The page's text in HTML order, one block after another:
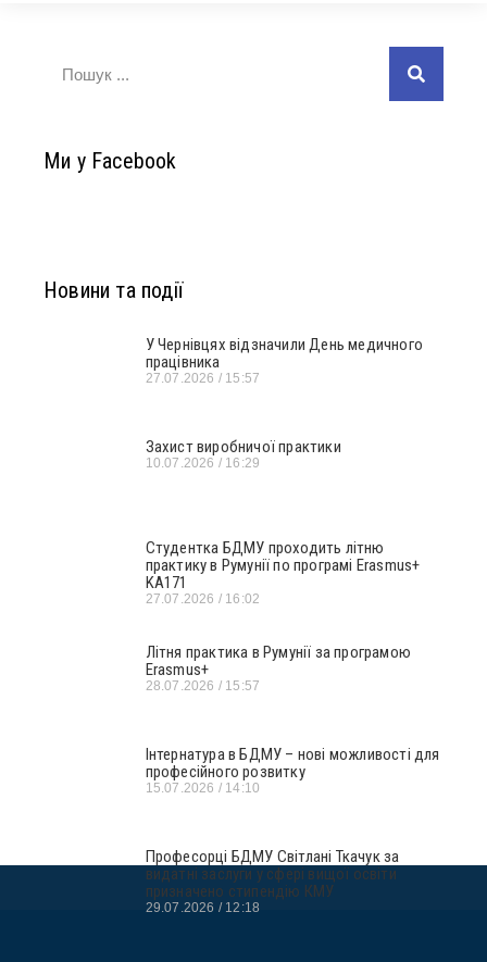
Ми у Facebook
Новини та події
У Чернівцях відзначили День медичного
працівника
27.07.2026 15:57
Захист виробничої практики
10.07.2026 16:29
Студентка БДМУ проходить літню
практику в Румунії по програмі Erasmus+
KA171
27.07.2026 16:02
Літня практика в Румунії за програмою
Erasmus+
28.07.2026 15:57
Інтернатура в БДМУ – нові можливості для
професійного розвитку
15.07.2026 14:10
Професорці БДМУ Світлані Ткачук за
видатні заслуги у сфері вищої освіти
призначено стипендію КМУ
29.07.2026 12:18